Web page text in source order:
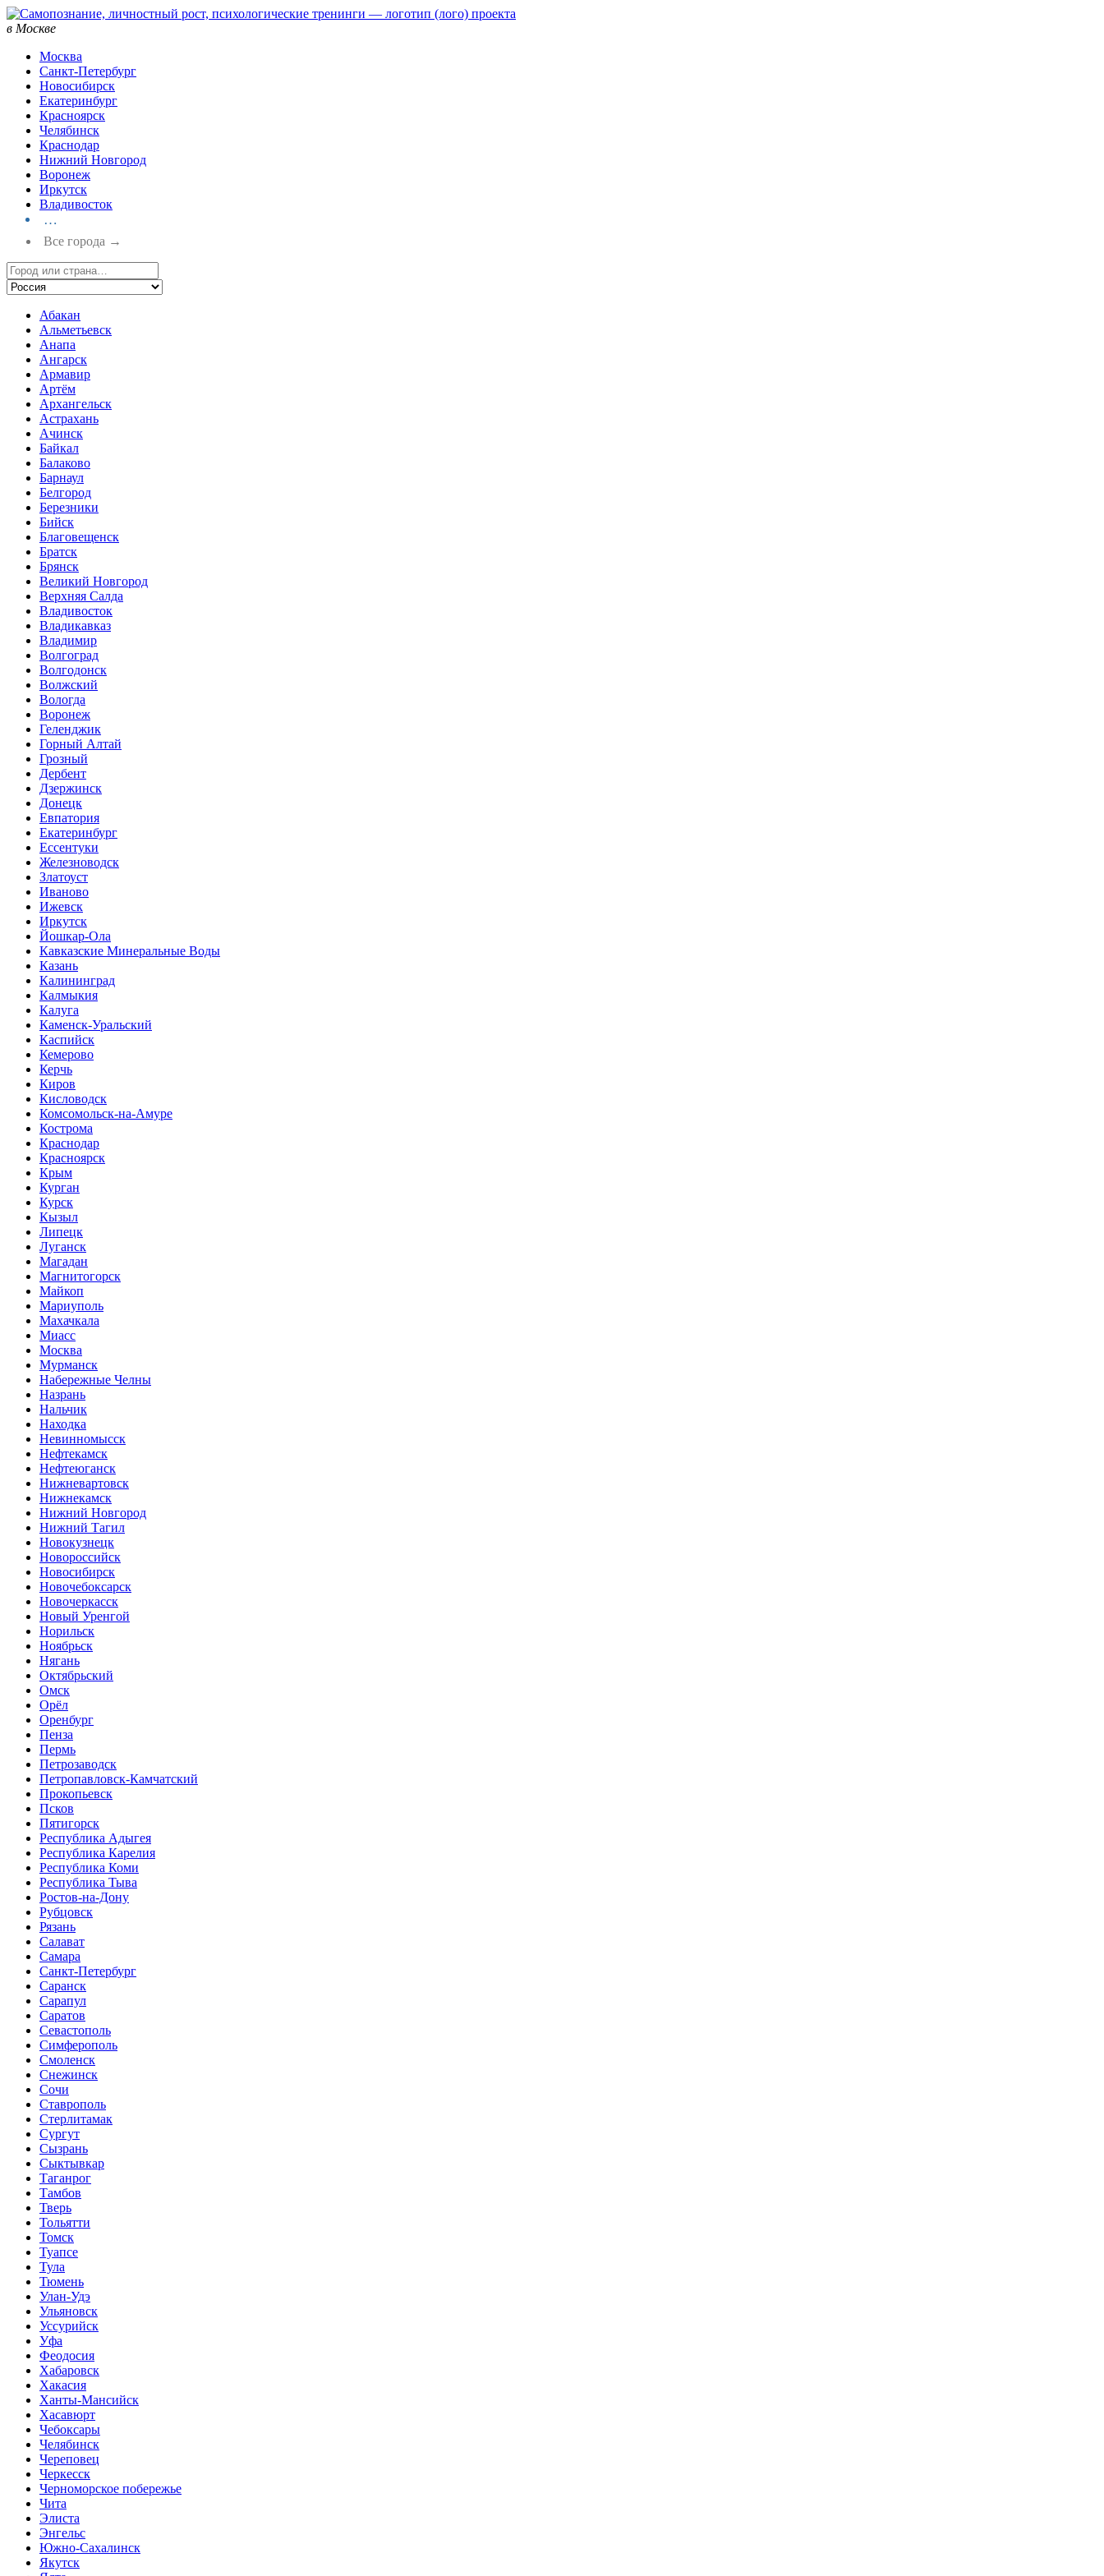
в Москве
Москва
Санкт-Петербург
Новосибирск
Екатеринбург
Красноярск
Челябинск
Краснодар
Нижний Новгород
Воронеж
Иркутск
Владивосток
…
Все города →
Абакан
Альметьевск
Анапа
Ангарск
Армавир
Артём
Архангельск
Астрахань
Ачинск
Байкал
Балаково
Барнаул
Белгород
Березники
Бийск
Благовещенск
Братск
Брянск
Великий Новгород
Верхняя Салда
Владивосток
Владикавказ
Владимир
Волгоград
Волгодонск
Волжский
Вологда
Воронеж
Геленджик
Горный Алтай
Грозный
Дербент
Дзержинск
Донецк
Евпатория
Екатеринбург
Ессентуки
Железноводск
Златоуст
Иваново
Ижевск
Иркутск
Йошкар-Ола
Кавказские Минеральные Воды
Казань
Калининград
Калмыкия
Калуга
Каменск-Уральский
Каспийск
Кемерово
Керчь
Киров
Кисловодск
Комсомольск-на-Амуре
Кострома
Краснодар
Красноярск
Крым
Курган
Курск
Кызыл
Липецк
Луганск
Магадан
Магнитогорск
Майкоп
Мариуполь
Махачкала
Миасс
Москва
Мурманск
Набережные Челны
Назрань
Нальчик
Находка
Невинномысск
Нефтекамск
Нефтеюганск
Нижневартовск
Нижнекамск
Нижний Новгород
Нижний Тагил
Новокузнецк
Новороссийск
Новосибирск
Новочебоксарск
Новочеркасск
Новый Уренгой
Норильск
Ноябрьск
Нягань
Октябрьский
Омск
Орёл
Оренбург
Пенза
Пермь
Петрозаводск
Петропавловск-Камчатский
Прокопьевск
Псков
Пятигорск
Республика Адыгея
Республика Карелия
Республика Коми
Республика Тыва
Ростов-на-Дону
Рубцовск
Рязань
Салават
Самара
Санкт-Петербург
Саранск
Сарапул
Саратов
Севастополь
Симферополь
Смоленск
Снежинск
Сочи
Ставрополь
Стерлитамак
Сургут
Сызрань
Сыктывкар
Таганрог
Тамбов
Тверь
Тольятти
Томск
Туапсе
Тула
Тюмень
Улан-Удэ
Ульяновск
Уссурийск
Уфа
Феодосия
Хабаровск
Хакасия
Ханты-Мансийск
Хасавюрт
Чебоксары
Челябинск
Череповец
Черкесск
Черноморское побережье
Чита
Элиста
Энгельс
Южно-Сахалинск
Якутск